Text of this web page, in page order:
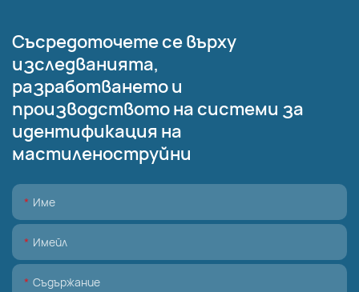
Съсредоточете се върху
изследванията,
разработването и
производството на системи за
идентификация на
мастиленоструйни
Име
Имейл
Съдържание